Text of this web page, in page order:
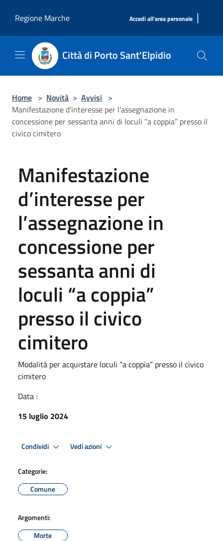
Regione Marche
Accedi all'area personale |
Città di Porto Sant'Elpidio
Home > Novità > Avvisi >
Manifestazione d’interesse per l’assegnazione in
concessione per sessanta anni di loculi “a coppia” presso il
civico cimitero
Manifestazione
d’interesse per
l’assegnazione in
concessione per
sessanta anni di
loculi “a coppia”
presso il civico
cimitero
Modalità per acquistare loculi “a coppia” presso il civico
cimitero
Data :
15 luglio 2024
Condividi Vedi azioni
Categorie:
Comune
Argomenti:
Morte